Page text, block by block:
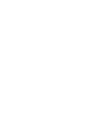
internationale
und
uns um
legen Wert auf
uns um
dein
Zeig der Welt,